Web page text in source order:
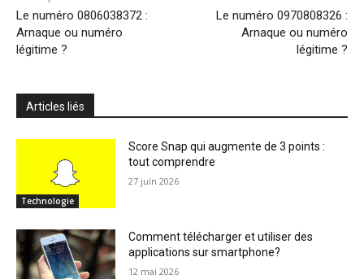
Le numéro 0806038372 :
Arnaque ou numéro
légitime ?
Le numéro 0970808326 :
Arnaque ou numéro
légitime ?
Articles liés
Technologie
Score Snap qui augmente de 3 points :
tout comprendre
27 juin 2026
Comment télécharger et utiliser des
applications sur smartphone?
12 mai 2026